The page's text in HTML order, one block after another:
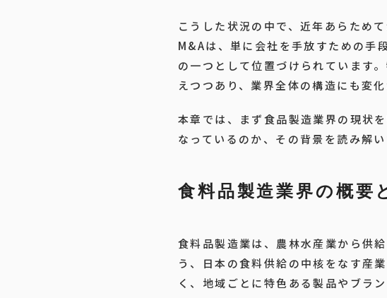
こうした状況の中で、近年あらため
M&Aは、単に会社を手放すための手
の一つとして位置づけられています
えつつあり、業界全体の構造にも変化
本章では、まず食品製造業界の現状
なっているのか、その背景を読み解い
食料品製造業界の概要
食料品製造業は、農林水産業から供
う、日本の食料供給の中核をなす産
く、地域ごとに特色ある製品やブラ